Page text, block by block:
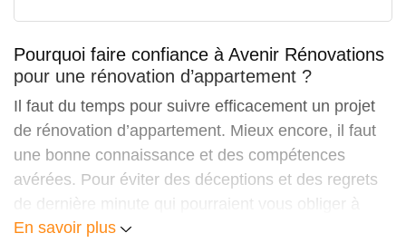
Pourquoi faire confiance à Avenir Rénovations
pour une rénovation d’appartement ?
Il faut du temps pour suivre efficacement un projet
de rénovation d’appartement. Mieux encore, il faut
une bonne connaissance et des compétences
avérées. Pour éviter des déceptions et des regrets
de dernière minute qui pourraient vous obliger à
dépenser plus que ce que vous aviez prévu, faites
En savoir plus